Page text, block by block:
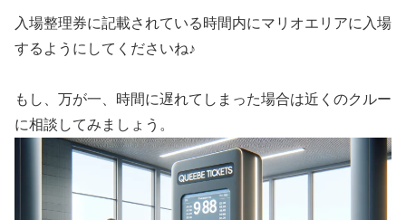
入場整理券に記載されている時間内にマリオエリアに入場
するようにしてくださいね♪
もし、万が一、時間に遅れてしまった場合は近くのクルー
に相談してみましょう。